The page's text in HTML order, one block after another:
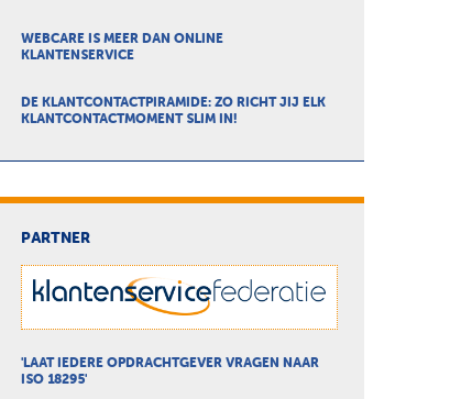
WEBCARE IS MEER DAN ONLINE
KLANTENSERVICE
DE KLANTCONTACTPIRAMIDE: ZO RICHT JIJ ELK
KLANTCONTACTMOMENT SLIM IN!
PARTNER
'LAAT IEDERE OPDRACHTGEVER VRAGEN NAAR
ISO 18295'